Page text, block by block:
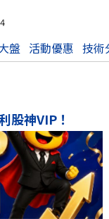
盤 活動優惠 技術
股神VIP！